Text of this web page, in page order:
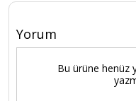
Yorum
Bu ürüne henüz